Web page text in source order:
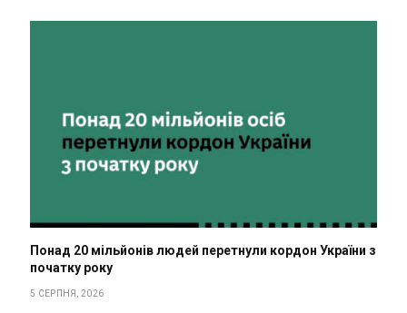
Понад 20 мільйонів людей перетнули кордон України з
початку року
5 СЕРПНЯ, 2026